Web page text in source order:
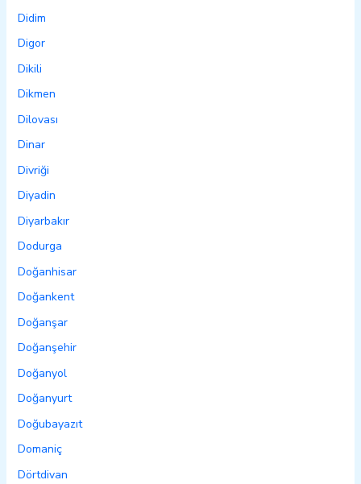
Didim
Digor
Dikili
Dikmen
Dilovası
Dinar
Divriği
Diyadin
Diyarbakır
Dodurga
Doğanhisar
Doğankent
Doğanşar
Doğanşehir
Doğanyol
Doğanyurt
Doğubayazıt
Domaniç
Dörtdivan